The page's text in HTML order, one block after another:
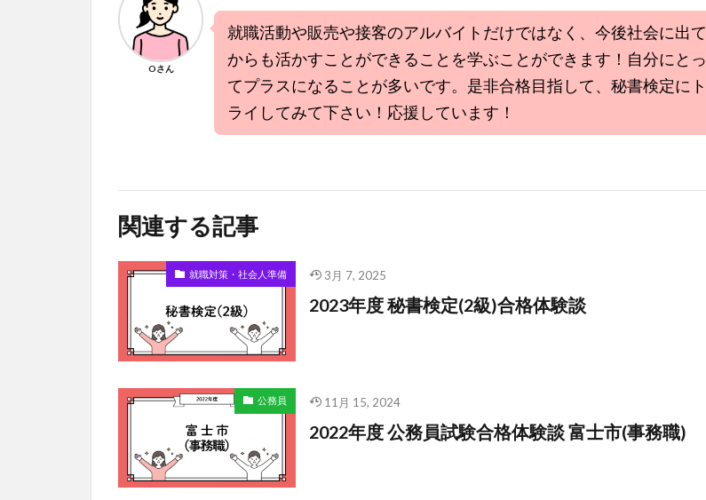
Oさん
就職活動や販売や接客のアルバイトだけではなく、今後社会に出て
からも活かすことができることを学ぶことができます！自分にとっ
てプラスになることが多いです。是非合格目指して、秘書検定にト
ライしてみて下さい！応援しています！
関連する記事
就職対策・社会人準備 3月 7, 2025
2023年度 秘書検定(2級)合格体験談
公務員 11月 15, 2024
2022年度 公務員試験合格体験談 富士市(事務職)